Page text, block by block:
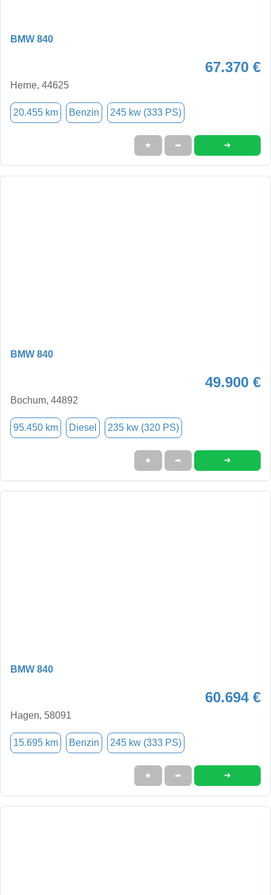
BMW 840
67.370 €
Herne, 44625
20.455 km Benzin 245 kw (333 PS)
★ ➦ ➜
BMW 840
49.900 €
Bochum, 44892
95.450 km Diesel 235 kw (320 PS)
★ ➦ ➜
BMW 840
60.694 €
Hagen, 58091
15.695 km Benzin 245 kw (333 PS)
★ ➦ ➜